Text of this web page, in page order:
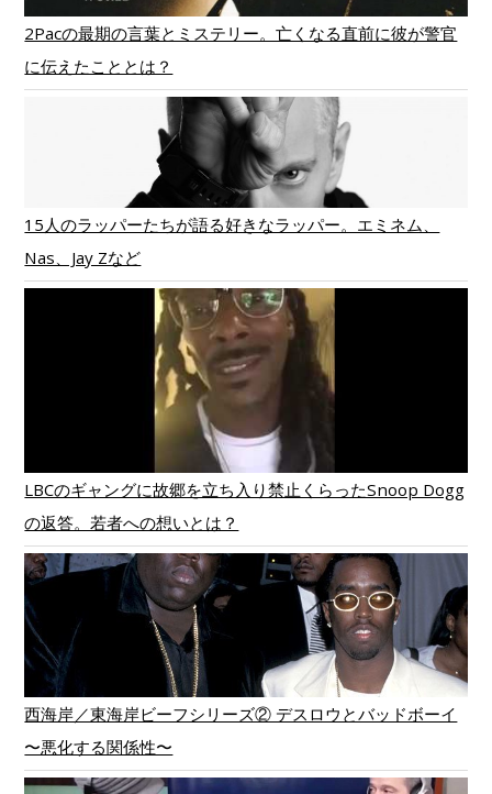
2Pacの最期の言葉とミステリー。亡くなる直前に彼が警官
に伝えたこととは？
15人のラッパーたちが語る好きなラッパー。エミネム、
Nas、Jay Zなど
LBCのギャングに故郷を立ち入り禁止くらったSnoop Dogg
の返答。若者への想いとは？
西海岸／東海岸ビーフシリーズ② デスロウとバッドボーイ
〜悪化する関係性〜